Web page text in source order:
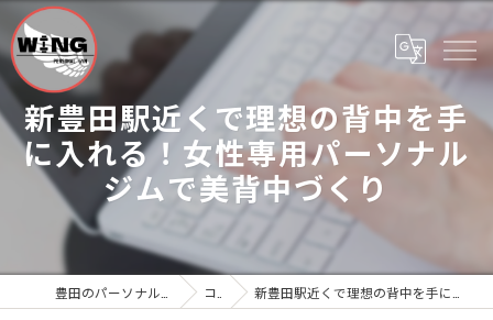
新豊田駅近くで理想の背中を手
に入れる！女性専用パーソナル
ジムで美背中づくり
コラム 新豊田駅近くで理想の背中を手に入れる！女性専用パーソナルジムで美背中づくり